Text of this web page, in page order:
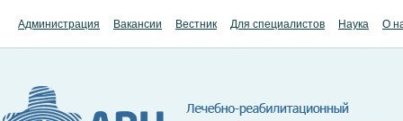
Администрация Вакансии Вестник Для специалистов Наука О